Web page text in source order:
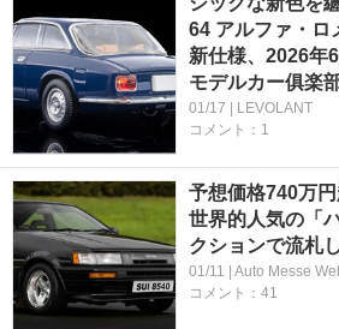
64 アルファ・ロ
新仕様、2026年
モデルカー俱楽部
01/17 | LEVOLANT
コメント：1
予想価格740万
世界的人気の「
クションで流札
01/11 | Auto Messe
コメント：41